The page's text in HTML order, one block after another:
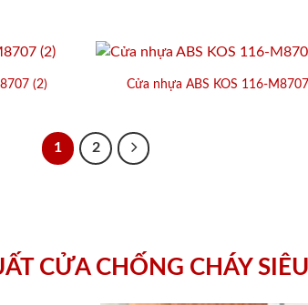
(2) Cửa nhựa ABS KOS 116-
1 2
CỬA CHỐNG CHÁY